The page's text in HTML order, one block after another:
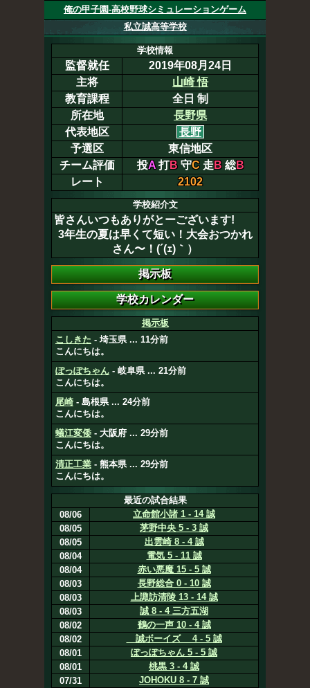
俺の甲子園-高校野球シミュレーションゲーム
私立誠高等学校
学校情報
監督就任
2019年08月24日
主将
山崎 悟
教育課程
全日 制
所在地
長野県
代表地区
長野
予選区
東信地区
チーム評価
投A打B守C走 B総B
レート
2102
学校紹介文
皆さんいつもありがとーございます!
3年生の夏は早くて短い！大会おつかれ
さん〜！(´(ｪ)｀）
掲示板
こしきた - 埼玉県 ... 11分前
こんにちは。
ぽっぽちゃん - 岐阜県 ... 21分前
こんにちは。
尾崎- 島根県 ... 24分前
こんにちは。
蟻江変倭 - 大阪府 ... 29分前
こんにちは。
清正工業 - 熊本県 ... 29分前
こんにちは。
最近の試合結果
08/06
立命館小諸 1 - 14 誠
08/05
茅野中央 5 - 3 誠
08/05
出雲崎 8 - 4 誠
08/04
電気 5 - 11 誠
08/04
赤い悪魔 15 - 5 誠
08/03
長野総合 0 - 10 誠
08/03
上諏訪清陵 13 - 14 誠
08/03
誠 8 - 4 三方五湖
08/02
鶴の一声 10 - 4 誠
08/02
誠ボーイズ 4 - 5 誠
08/01
ぽっぽちゃん 5 - 5 誠
08/01
桃黒 3 - 4 誠
07/31
JOHOKU 8 - 7 誠